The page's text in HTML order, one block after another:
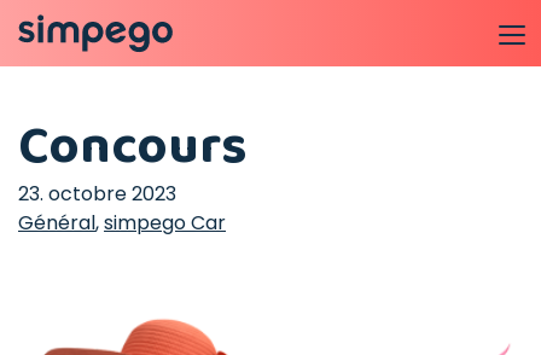
Concours
23. octobre 2023
Général,simpego Car